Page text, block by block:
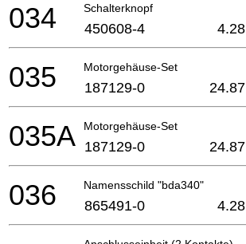
Schalterknopf
034 450608-4 4.28
Motorgehäuse-Set
035 187129-0 24.87
Motorgehäuse-Set
035A 187129-0 24.87
Namensschild "bda340"
036 865491-0 4.28